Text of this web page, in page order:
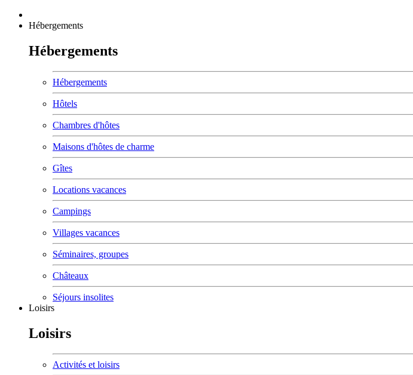
Hébergements
Hébergements
Hébergements
Hôtels
Chambres d'hôtes
Maisons d'hôtes de charme
Gîtes
Locations vacances
Campings
Villages vacances
Séminaires, groupes
Châteaux
Séjours insolites
Loisirs
Loisirs
Activités et loisirs